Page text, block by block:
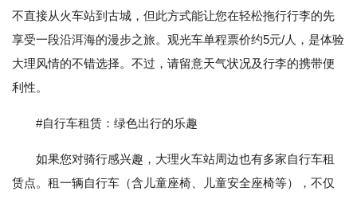
不直接从火车站到古城，但此方式能让您在轻松拖行行李的先
享受一段沿洱海的漫步之旅。观光车单程票价约5元/人，是体验
大理风情的不错选择。不过，请留意天气状况及行李的携带便
利性。
#自行车租赁：绿色出行的乐趣
如果您对骑行感兴趣，大理火车站周边也有多家自行车租
赁点。租一辆自行车（含儿童座椅、儿童安全座椅等），不仅